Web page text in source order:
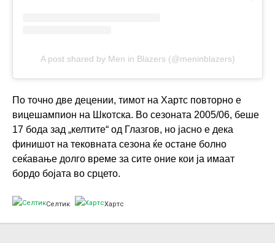
A post shared by Men in Blazers (@meninblazers)
По точно две децении, тимот на Хартс повторно е
вицешампион на Шкотска. Во сезоната 2005/06, беше
17 бода зад „келтите“ од Глазгов, но јасно е дека
финишот на тековната сезона ќе остане болно
сеќавање долго време за сите оние кои ја имаат
бордо бојата во срцето.
Селтик Хартс